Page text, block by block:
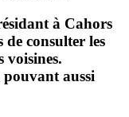
à Cahors
de consulter les
voisines.
pouvant aussi